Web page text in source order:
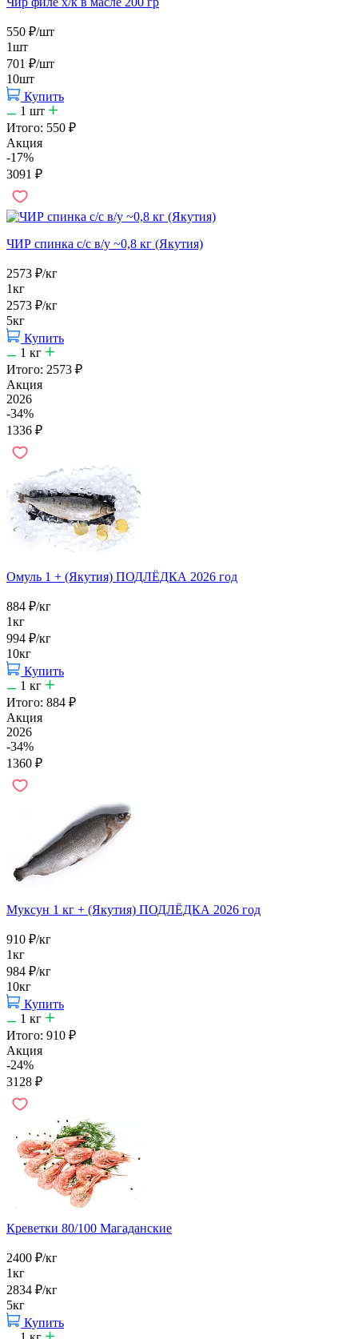
550 ₽/шт
1шт
701 ₽/шт
10шт
Купить
1 шт
Итого: 550 ₽
Акция
-17%
3091 ₽
ЧИР спинка с/с в/у ~0,8 кг (Якутия)
2573 ₽/кг
1кг
2573 ₽/кг
5кг
Купить
1 кг
Итого: 2573 ₽
Акция
2026
-34%
1336 ₽
Омуль 1 + (Якутия) ПОДЛЁДКА 2026 год
884 ₽/кг
1кг
994 ₽/кг
10кг
Купить
1 кг
Итого: 884 ₽
Акция
2026
-34%
1360 ₽
Муксун 1 кг + (Якутия) ПОДЛЁДКА 2026 год
910 ₽/кг
1кг
984 ₽/кг
10кг
Купить
1 кг
Итого: 910 ₽
Акция
-24%
3128 ₽
Креветки 80/100 Магаданские
2400 ₽/кг
1кг
2834 ₽/кг
5кг
Купить